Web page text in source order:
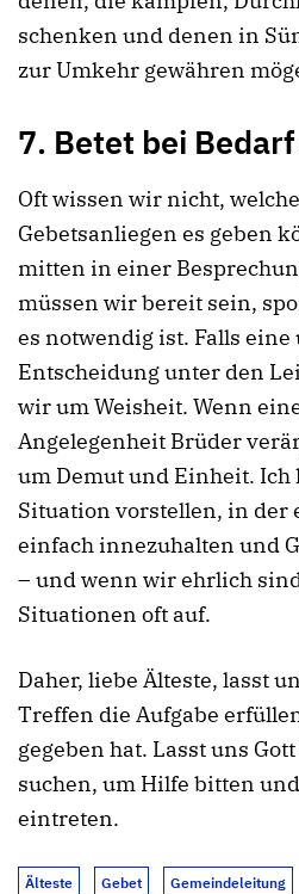
schenken und denen in
zur Umkehr gewähren
7. Betet bei
Oft wissen wir nicht,
Gebetsanliegen es geben
mitten in einer
müssen wir bereit sein,
es notwendig ist. Falls
Entscheidung unter den
wir um Weisheit. Wenn
Angelegenheit Brüder
um Demut und Einheit.
Situation vorstellen, in der
einfach innezuhalten und
– und wenn wir ehrlich
Situationen oft auf.
Daher, liebe Älteste, lasst
Treffen die Aufgabe
gegeben hat. Lasst uns
suchen, um Hilfe bitten
eintreten.
Älteste Gebet Gemeindeleitung